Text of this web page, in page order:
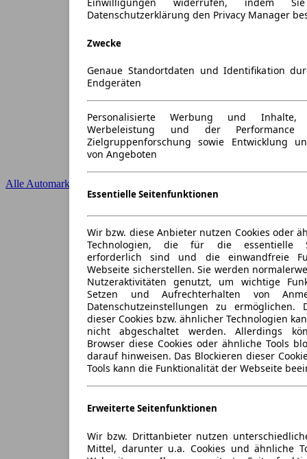
Alle Automarken
Einwilligungen widerrufen, indem
Datenschutzerklärung den Privacy Manager
Zwecke
Genaue Standortdaten und Identifikation
Endgeräten
Personalisierte Werbung und Inhalte,
Werbeleistung und der
Zielgruppenforschung sowie Entwicklung
von Angeboten
Essentielle Seitenfunktionen
Wir bzw. diese Anbieter nutzen Cookies oder
Technologien, die für die essentielle
erforderlich sind und die einwandfreie
Webseite sicherstellen. Sie werden
Nutzeraktivitäten genutzt, um wichtige
Setzen und Aufrechterhalten von
Datenschutzeinstellungen zu ermöglichen.
dieser Cookies bzw. ähnlicher Technologien
nicht abgeschaltet werden. Allerdings
Browser diese Cookies oder ähnliche Tools
darauf hinweisen. Das Blockieren dieser
Tools kann die Funktionalität der Webseite
Erweiterte Seitenfunktionen
Wir bzw. Drittanbieter nutzen
Mittel, darunter u.a. Cookies und ähnliche